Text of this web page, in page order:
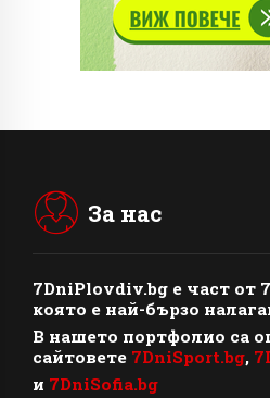
За нас
7DniPlovdiv.bg e част от
която е най-бързо
В нашето портфолио са
сайтовете 7DniSport.bg,
и 7DniSofia.bg